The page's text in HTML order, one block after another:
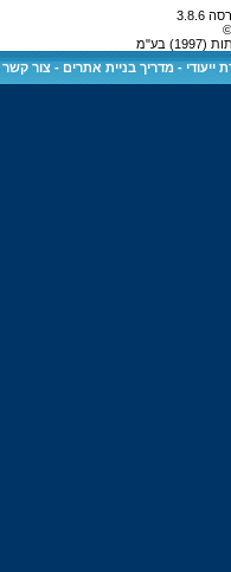
בע"מ
ייעודי -מדריך בניית אתרים -צור קשר